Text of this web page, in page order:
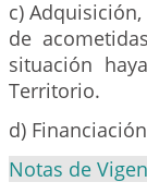
c)
de
situación
Territorio.
d)
Notas de